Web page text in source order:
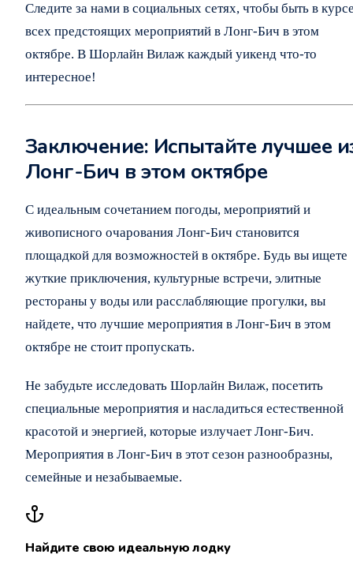
Следите за нами в социальных сетях, чтобы быть в
всех предстоящих мероприятий в Лонг-Бич в этом
октябре. В Шорлайн Вилаж каждый уикенд что-то
интересное!
Заключение: Испытайте лучшее
Лонг-Бич в этом октябре
С идеальным сочетанием погоды, мероприятий и
живописного очарования Лонг-Бич становится
площадкой для возможностей в октябре. Будь вы ищете
жуткие приключения, культурные встречи, элитные
рестораны у воды или расслабляющие прогулки, вы
найдете, что лучшие мероприятия в Лонг-Бич в этом
октябре не стоит пропускать.
Не забудьте исследовать Шорлайн Вилаж, посетить
специальные мероприятия и насладиться естественной
красотой и энергией, которые излучает Лонг-Бич.
Мероприятия в Лонг-Бич в этот сезон разнообразны,
семейные и незабываемые.
Найдите свою идеальную лодку